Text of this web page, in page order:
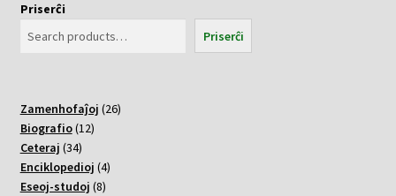
Priserĉi
Priserĉi
Zamenhofaĵoj 2626
Biografio 1212
Ceteraj 3434
varoj
Enciklopedioj 44
Eseoj-studoj 88